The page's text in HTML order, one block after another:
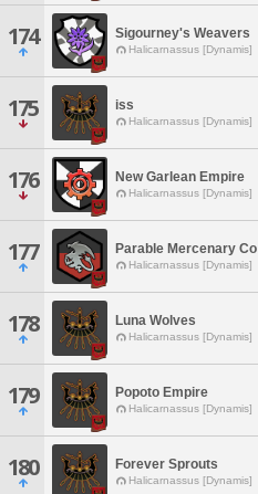
174 Sigourney's Weavers
Halicarnassus [Dynamis]
175 iss
Halicarnassus [Dynamis]
176 New Garlean Empire
Halicarnassus [Dynamis]
177 Parable Mercenary Co
Halicarnassus [Dynamis]
178 Luna Wolves
Halicarnassus [Dynamis]
179 Popoto Empire
Halicarnassus [Dynamis]
180 Forever Sprouts
Halicarnassus [Dynamis]